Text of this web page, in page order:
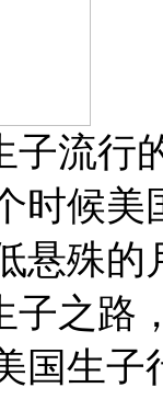
行的
时候
悬殊
子之路
国生子